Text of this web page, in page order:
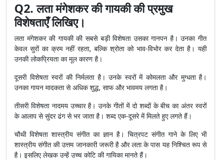
Q2. लता मंगेशकर की गायकी की प्रमुख
विशेषताएँ लिखिए।
लता मंगेशकर की गायकी की सबसे बड़ी विशेषता उसका गानपन है। उनका गीत
केवल सुरों का क्रम नहीं रहता, बल्कि श्रोता को भाव-विभोर कर देता है। यही
उनकी लोकप्रियता का मूल कारण है।
दूसरी विशेषता स्वरों की निर्मलता है। उनके स्वरों में कोमलता और मुग्धता है।
उनका गायन मादकता से अधिक शुद्ध, साफ और भावमय लगता है।
तीसरी विशेषता नादमय उच्चार है। उनके गीतों में दो शब्दों के बीच का अंतर स्वरों
के आलाप से सुंदर ढंग से भर जाता है। शब्द एक-दूसरे में मिलते हुए लगते हैं।
चौथी विशेषता शास्त्रीय संगीत का ज्ञान है। चित्रपट संगीत गाने के लिए भी
शास्त्रीय संगीत की उत्तम जानकारी जरूरी है और लता के पास यह निश्चित रूप से
है। इसलिए लेखक उन्हें उच्च कोटि की गायिका मानते हैं।